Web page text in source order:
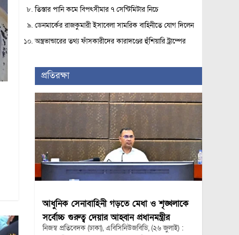
তিস্তার পানি কমে বিপৎসীমার ৭ সেন্টিমিটার নিচে
ডেনমার্কের রাজকুমারী ইসাবেলা সামরিক বাহিনীতে যোগ দিলেন
অস্ত্রভান্ডারের তথ্য ফাঁসকারীদের কারাদণ্ডের হুঁশিয়ারি ট্রাম্পের
প্রতিরক্ষা
আধুনিক সেনাবাহিনী গড়তে মেধা ও শৃঙ্খলাকে
সর্বোচ্চ গুরুত্ব দেয়ার আহ্বান প্রধানমন্ত্রীর
নিজস্ব প্রতিবেদক (ঢাকা), এবিসিনিউজবিডি, (২৬ জুলাই) :